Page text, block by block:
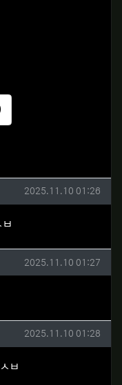
천
작성일
2025.11.10 01:26
작성일
2025.11.10 01:27
작성일
2025.11.10 01:28
ㅂ